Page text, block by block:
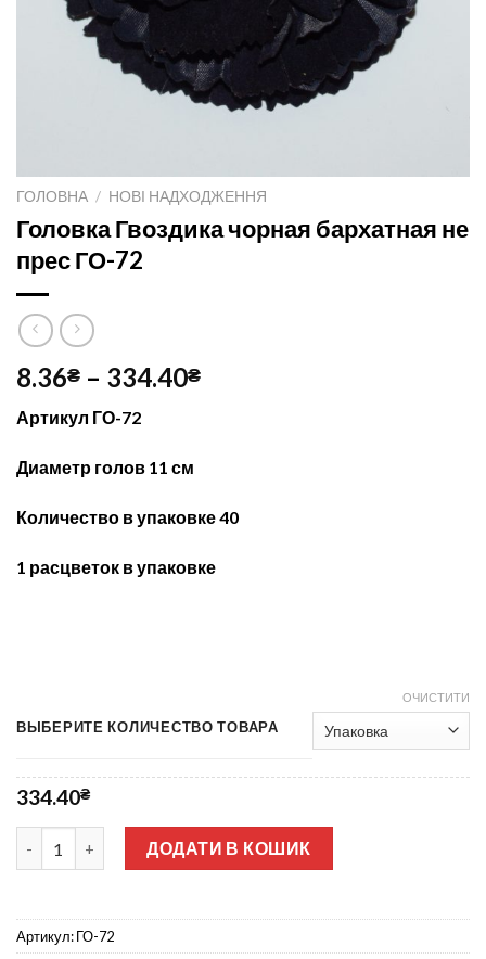
ГОЛОВНА / НОВІ НАДХОДЖЕННЯ
Головка Гвоздика чорная бархатная не
прес ГО-72
8.36₴ – 334.40₴
Артикул ГО-72
Диаметр голов 11 см
Количество в упаковке 40
1 расцветок в упаковке
ВЫБЕРИТЕ КОЛИЧЕСТВО ТОВАРА
ОЧИСТИТИ
334.40₴
Головка Гвоздика чорная бархатная не прес ГО-72 кількість
ДОДАТИ В КОШИК
Артикул:ГО-72